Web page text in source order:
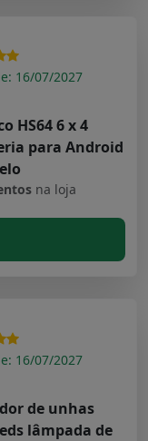
16/07/2027
HS64 6 x 4
para Android
na loja
16/07/2027
de unhas
lâmpada de